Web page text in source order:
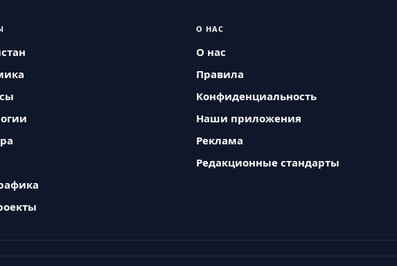
О НАС
О нас
Правила
Конфиденциальность
Наши приложения
Реклама
Редакционные стандарты